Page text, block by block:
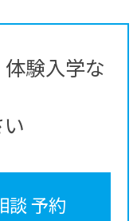
験入学な
談 予約